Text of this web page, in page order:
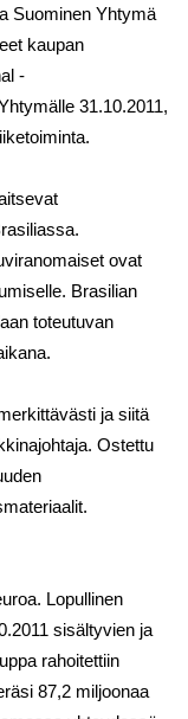
Suominen Yhtymä
kaupan
-
31.10.2011,
ovat
Brasilian
toteutuvan
ja siitä
Ostettu
Lopullinen
sisältyvien ja
rahoitettiin
87,2 miljoonaa